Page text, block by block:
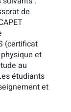
de
(certificat
et
au
étudiants
et